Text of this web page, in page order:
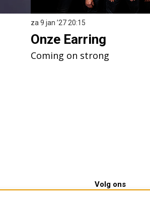
Onze Earring
Coming on strong
za 9 jan ’27 20:15
Volg ons